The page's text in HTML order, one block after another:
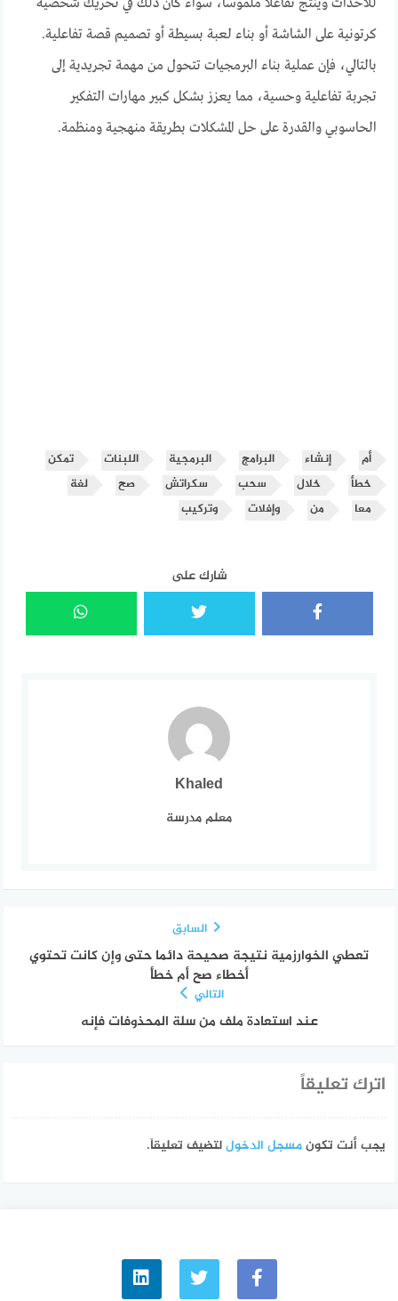
للأحداث ويُنتج تفاعلاً ملموساً، سواء كان ذلك في تحريك شخصية
كرتونية على الشاشة أو بناء لعبة بسيطة أو تصميم قصة تفاعلية.
بالتالي، فإن عملية بناء البرمجيات تتحول من مهمة تجريدية إلى
تجربة تفاعلية وحسية، مما يعزز بشكل كبير مهارات التفكير
الحاسوبي والقدرة على حل المشكلات بطريقة منهجية ومنظمة.
أم إنشاء البرامج البرمجية اللبنات
تمكن
خطأ
خلال سحب سكراتش صح
لغة
معا
من وإفلات وتركيب
شارك على
Khaled
معلم مدرسة
السابق
تعطي الخوارزمية نتيجة صحيحة دائما حتى وإن كانت تحتوي
أخطاء صح أم خطأ
التالي
عند استعادة ملف من سلة المحذوفات فإنه
اترك تعليقاً
يجب أنت تكونمسجل الدخوللتضيف تعليقاً.